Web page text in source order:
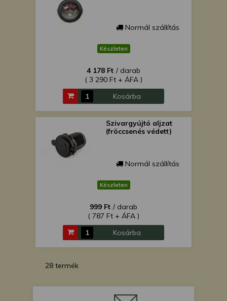
Normál szállítás
Készleten
4 178 Ft / darab
( 3 290 Ft + ÁFA )
Kosárba
Szivargyújtó aljzat
(fröccsenés védett)
Normál szállítás
Készleten
999 Ft / darab
( 787 Ft + ÁFA )
Kosárba
28 termék